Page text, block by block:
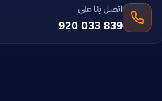
اتصل بنا على
920 033 839